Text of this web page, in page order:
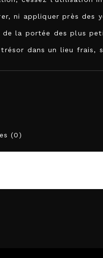
ni appliquer près des
de la portée des plus
dans un lieu frais,
(0)